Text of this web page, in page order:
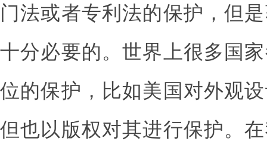
门法或者专利法的保护，但
十分必要的。世界上很多国
位的保护，比如美国对外观
但也以版权对其进行保护。